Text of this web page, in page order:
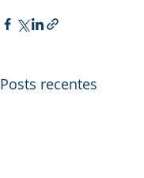
Posts recentes